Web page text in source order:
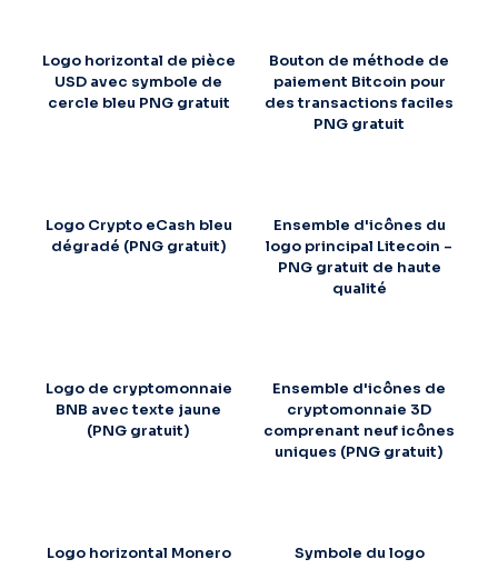
Logo horizontal de pièce
USD avec symbole de
cercle bleu PNG gratuit
Bouton de méthode de
paiement Bitcoin pour
des transactions faciles
PNG gratuit
Logo Crypto eCash bleu
dégradé (PNG gratuit)
Ensemble d'icônes du
logo principal Litecoin –
PNG gratuit de haute
qualité
Logo de cryptomonnaie
BNB avec texte jaune
(PNG gratuit)
Ensemble d'icônes de
cryptomonnaie 3D
comprenant neuf icônes
uniques (PNG gratuit)
Logo horizontal Monero
Symbole du logo